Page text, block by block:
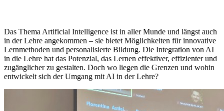
Das Thema Artificial Intelligence ist in aller Munde und längst auch
in der Lehre angekommen – sie bietet Möglichkeiten für innovative
Lernmethoden und personalisierte Bildung. Die Integration von AI
in die Lehre hat das Potenzial, das Lernen effektiver, effizienter und
zugänglicher zu gestalten. Doch wo liegen die Grenzen und wohin
entwickelt sich der Umgang mit AI in der Lehre?